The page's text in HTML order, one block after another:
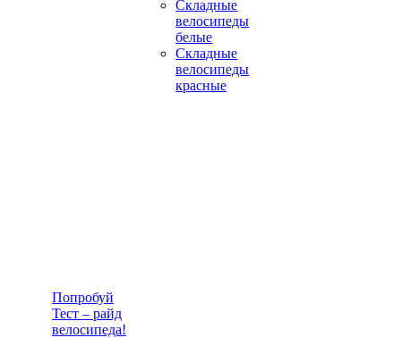
Складные
велосипеды
белые
Складные
велосипеды
красные
Попробуй
Тест – райд
велосипеда!